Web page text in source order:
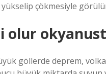
çökmesiyle
olur
göllerde deprem,